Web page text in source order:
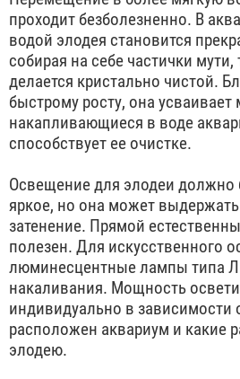
проходит безболезненно. В
водой элодея становится
собирая на себе частички мути,
делается кристально чистой.
быстрому росту, она
накапливающиеся в воде
способствует ее очистке.
Освещение для элодеи должно
яркое, но она может
затенение. Прямой
полезен. Для искусственного
люминесцентные лампы типа
накаливания. Мощность
индивидуально в зависимости
расположен аквариум и какие
элодею.